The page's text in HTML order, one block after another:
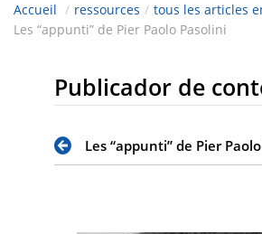
Accueil / ressources / tous les articles
Les “appunti” de Pier Paolo Pasolini
Publicador de
Les “appunti” de Pier